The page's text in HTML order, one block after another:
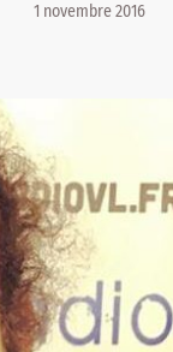
1 novembre 2016